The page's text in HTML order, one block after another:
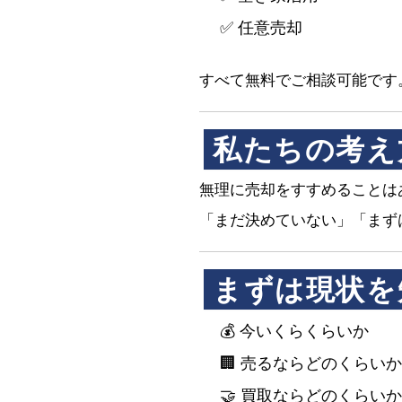
✅ 任意売却
すべて無料でご相談可能です
私たちの考
無理に売却をすすめること
「まだ決めていない」「ま
まずは現状
💰 今いくらくらいか
🏢 売るならどのくらいか
🤝 買取ならどのくらいか